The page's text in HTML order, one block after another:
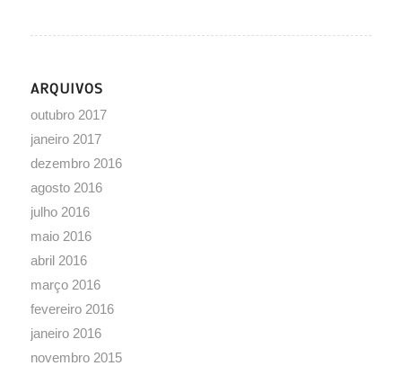
ARQUIVOS
outubro 2017
janeiro 2017
dezembro 2016
agosto 2016
julho 2016
maio 2016
abril 2016
março 2016
fevereiro 2016
janeiro 2016
novembro 2015